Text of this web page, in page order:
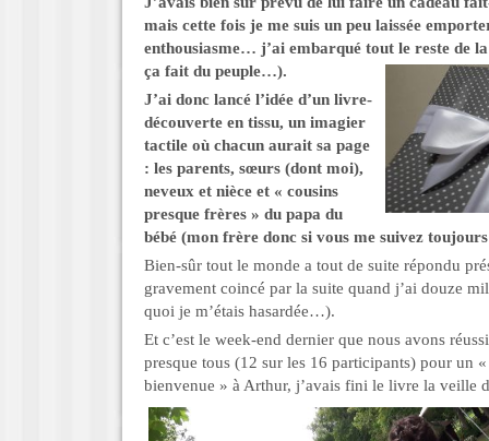
mais cette fois je me suis un peu laissée
enthousiasme… j’ai embarqué tout le reste de
ça fait du peuple…).
J’ai donc lancé l’idée d’un livre-
découverte en tissu, un imagier
tactile où chacun aurait sa page
: les parents, sœurs (dont moi),
neveux et nièce et « cousins
presque frères » du papa du
bébé (mon frère donc si vous me suivez
Bien-sûr tout le monde a tout de suite répondu
gravement coincé par la suite quand j’ai douze
quoi je m’étais hasardée…).
Et c’est le week-end dernier que nous avons
presque tous (12 sur les 16 participants) pour un
bienvenue » à Arthur, j’avais fini le livre la veille